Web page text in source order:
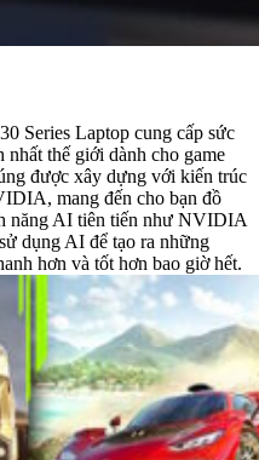
Laptop cung cấp sức
thế giới dành cho game
được xây dựng với kiến trúc
mang đến cho bạn đồ
năng AI tiên tiến như NVIDIA
dụng AI để tạo ra những
hơn và tốt hơn bao giờ hết.